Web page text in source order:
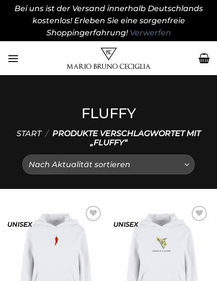
Bei uns ist der Versand innerhalb Deutschlands
kostenlos! Erleben Sie eine sorgenfreie
Shoppingerfahrung! Verwerfen
Inhalt
FLUFFY
START / PRODUKTE VERSCHLAGWORTET MIT
„FLUFFY“
UNISEX
Add to
UNISEX
Add to